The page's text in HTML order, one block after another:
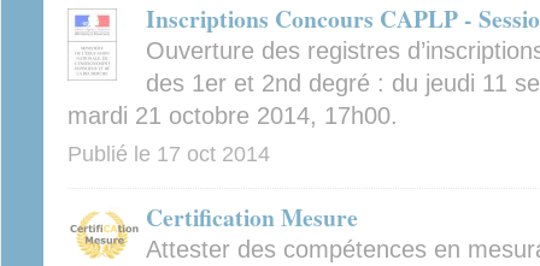
Inscriptions Concours CAPLP -
Ouverture des registres
des 1er et 2nd degré : du jeudi 11
mardi 21 octobre 2014, 17h00.
Publié le 17 oct 2014
Certification Mesure
Attester des compétences en